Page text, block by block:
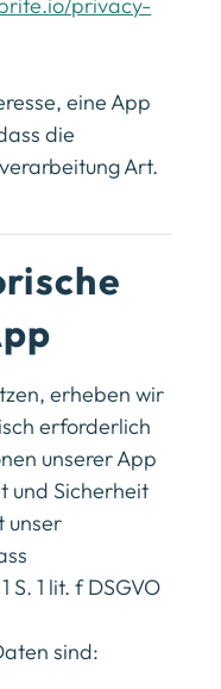
eine App
die
Art.
erheben wir
erforderlich
unserer App
und Sicherheit
unser
S. 1 lit. f DSGVO
sind: